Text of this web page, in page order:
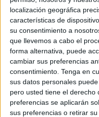
localización geográfica
características de
su consentimiento a
que llevemos a cabo el
forma alternativa, puede
cambiar sus preferencias
consentimiento. Tenga en
sus datos personales
pero usted tiene el derecho
preferencias se aplicarán
sus preferencias o retirar
Rúbricas de
Historia en ESO y
Publicado el 3 noviembre,
La enseñanza de
de la memorización de
comprensión crítica del
geográfico, el análisis
SEGUIR LEYENDO